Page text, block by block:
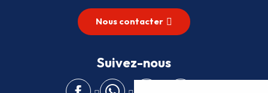
Nous contacter
Suivez-nous